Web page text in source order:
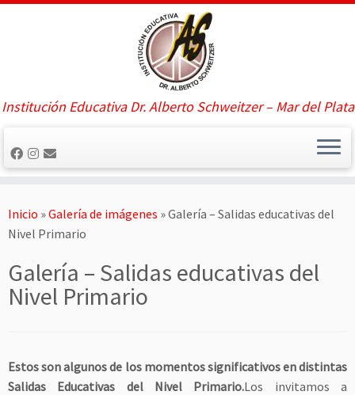
Saltar
Institución Educativa Dr. Alberto Schweitzer – Mar del Plata
Inicio »Galería de imágenes »Galería – Salidas educativas del
Nivel Primario
Galería – Salidas educativas del
Nivel Primario
Estos son algunos de los momentos significativos en distintas
Salidas Educativas del Nivel Primario.Los invitamos a